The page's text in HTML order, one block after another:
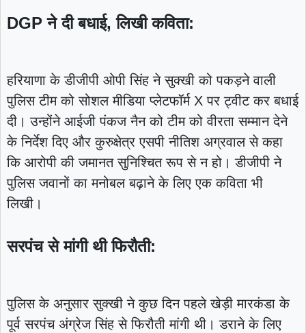
DGP ने दी बधाई, लिखी कविता:
हरियाणा के डीजीपी ओपी सिंह ने सुक्खी को पकड़ने वाली
पुलिस टीम को सोशल मीडिया प्लेटफॉर्म X पर ट्वीट कर बधाई
दी। उन्होंने आईजी पंकज नैन को टीम को वीरता सम्मान देने
के निर्देश दिए और कुरुक्षेत्र एसपी नीतिश अग्रवाल से कहा
कि आरोपी की जमानत सुनिश्चित रूप से न हो। डीजीपी ने
पुलिस जवानों का मनोबल बढ़ाने के लिए एक कविता भी
लिखी।
सरपंच से मांगी थी फिरौती:
पुलिस के अनुसार सुक्खी ने कुछ दिन पहले खेड़ी मारकंडा के
पूर्व सरपंच अंग्रेज सिंह से फिरौती मांगी थी। डराने के लिए